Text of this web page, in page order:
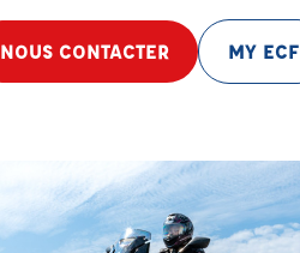
NOUS CONTACTER MY ECF